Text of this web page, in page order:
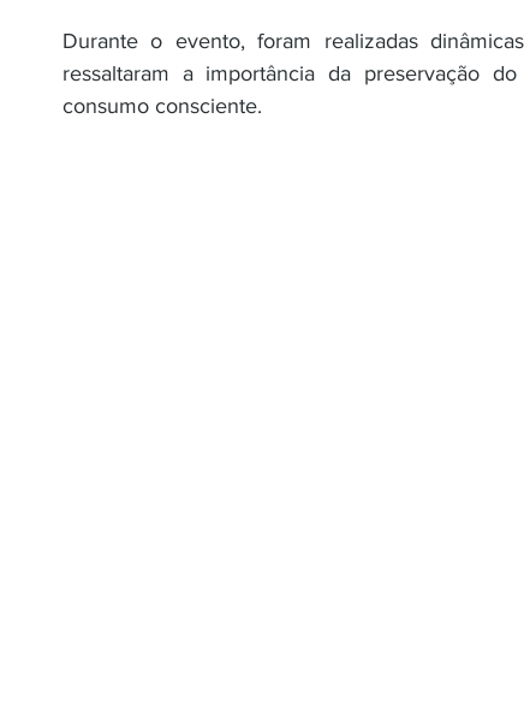
Durante o evento, foram realizadas
ressaltaram a importância da preservação
consumo consciente.